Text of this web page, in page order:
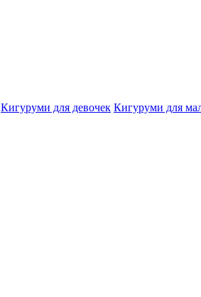
Кигуруми для девочек Кигуруми для